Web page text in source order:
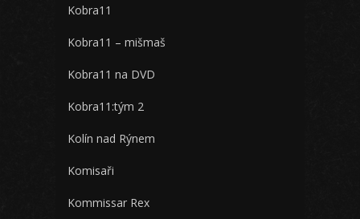
Kobra11
Kobra11 – mišmaš
Kobra11 na DVD
Kobra11:tým 2
Kolín nad Rýnem
Komisaři
Kommissar Rex